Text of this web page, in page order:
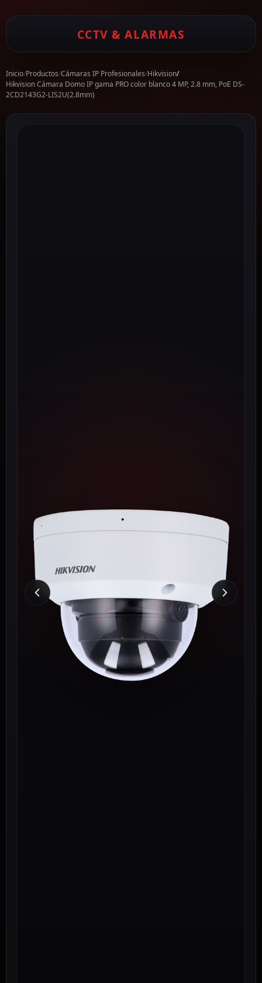
CCTV & ALARMAS
Inicio/Productos/Cámaras IP Profesionales/Hikvision/
Hikvision Cámara Domo IP gama PRO color blanco 4 MP, 2.8 mm, PoE DS-
2CD2143G2-LIS2U(2.8mm)